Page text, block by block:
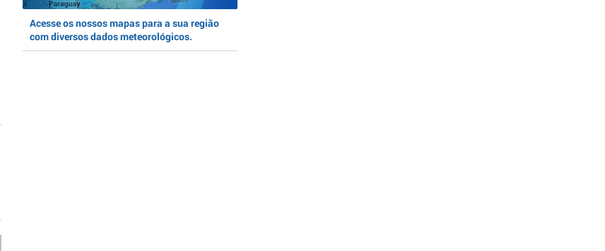
Acesse os nossos mapas para a sua região
com diversos dados meteorológicos.